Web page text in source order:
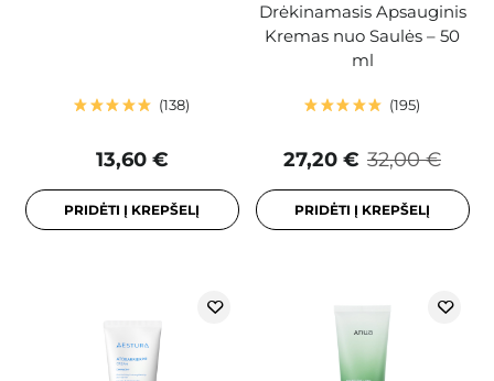
138
13,60 €
PRIDĖTI Į KREPŠELĮ
Drėkinamasis Apsauginis
Kremas nuo Saulės – 50
ml
195
32,00 €
27,20 €
PRIDĖTI Į KREPŠELĮ